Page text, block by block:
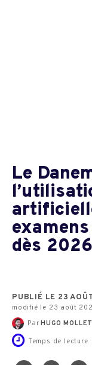
Le
dès 2026
PUBLIÉ LE 23
modifié le 23 août
Par HUGO MOLLET
Temps de lecture